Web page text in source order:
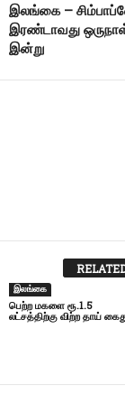
இலங்கை –
இரண்டாவது
இன்று
இலங்கை
பெற்ற மகளை ரூ.1.5
லட்சத்திற்கு விற்ற தாய்